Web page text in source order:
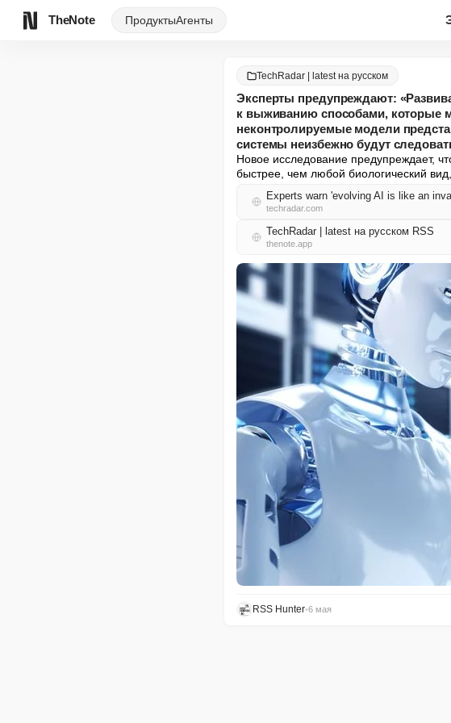
TheNote ПродуктыАгенты
TechRadar | latest на русском
Эксперты предупреждают:
к выживанию способами, которые
неконтролируемые модели
системы неизбежно будут
Новое исследование предупреждает,
быстрее, чем любой биологический
techradar.com
TechRadar | latest на русском RSS
thenote.app
RSS Hunter•6 мая